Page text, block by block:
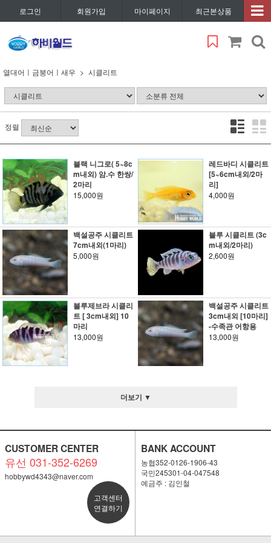
로그인 회원가입 마이페이지 최근본상품
열대어ㅣ금붕어ㅣ새우 시클리트
정렬
블랙 니그로( 5~8c
m내외) 암.수 한쌍/
2마리
15,000원
레드바디 시클리트
[5~6cm내외/2마
리]
4,000원
백설공주 시클리트
7cm내외(1마리)
5,000원
블루 시클리트 (3c
m내외/2마리)
2,600원
블루제브라 시클리
트 [ 3cm내외] 10
마리
13,000원
백설공주 시클리트
3cm내외 [10마리]
-수족관 어항용
13,000원
더보기 ▼
CUSTOMER CENTER
유선 031-352-6269
hobbywd4343@naver.com
고객센터
연결하기
BANK ACCOUNT
농협352-0126-1906-43
국민245301-04-047548
예금주 : 김인철